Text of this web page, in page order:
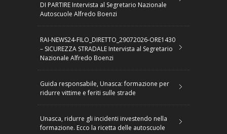
DI PARTIRE Intervista al Segretario Nazionale
Autoscuole Alfredo Boenzi
RAI-NEWS24-FILO_DIRETTO_29072026-ORE1430
– SICUREZZA STRADALE Intervista al Segretario
Nazionale Alfredo Boenzi
Guida responsabile, Unasca: formazione per
ridurre vittime e feriti sulle strade
Unasca, ridurre gli incidenti investendo nella
formazione. Ecco la ricetta delle autoscuole